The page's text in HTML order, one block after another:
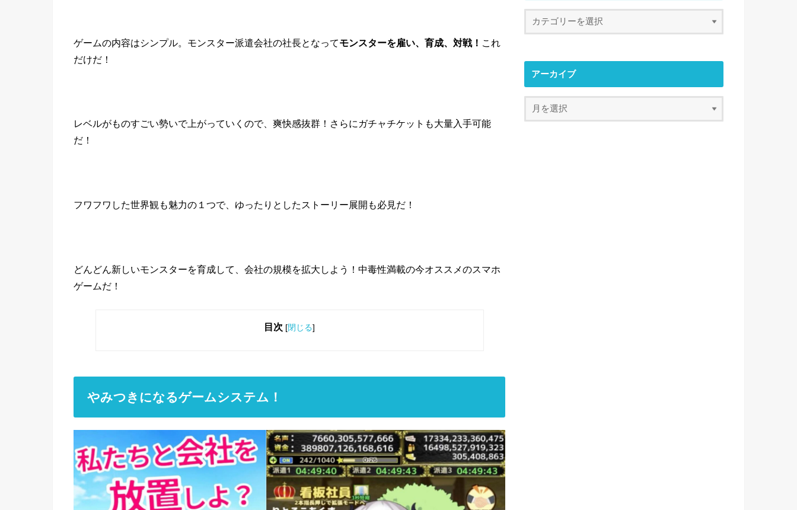
ゲームの内容はシンプル。モンスター派遣会社の社長となってモンスターを雇い、育成、対戦！ これ
だけだ！
レベルがものすごい勢いで上がっていくので、爽快感抜群！さらにガチャチケットも大量入手可能
だ！
フワフワした世界観も魅力の１つで、ゆったりとしたストーリー展開も必見だ！
どんどん新しいモンスターを育成して、会社の規模を拡大しよう！中毒性満載の今オススメのスマホ
ゲームだ！
目次 [閉じる]
やみつきになるゲームシステム！
アーカイブ